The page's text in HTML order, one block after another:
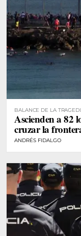
BALANCE DE LA
Ascienden a 82
cruzar la
ANDRÉS FIDALGO